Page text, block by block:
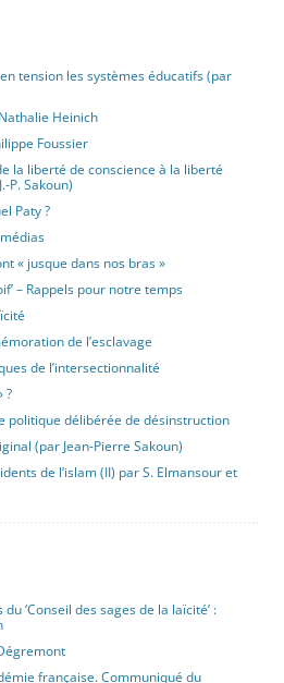
tension les systèmes éducatifs (par
Heinich
Foussier
la liberté de conscience à la liberté
P. Sakoun)
Paty ?
« jusque dans nos bras »
– Rappels pour notre temps
de l’esclavage
de l’intersectionnalité
?
politique délibérée de désinstruction
(par Jean-Pierre Sakoun)
de l’islam (II) par S. Elmansour et
‘Conseil des sages de la laïcité’ :
française. Communiqué du